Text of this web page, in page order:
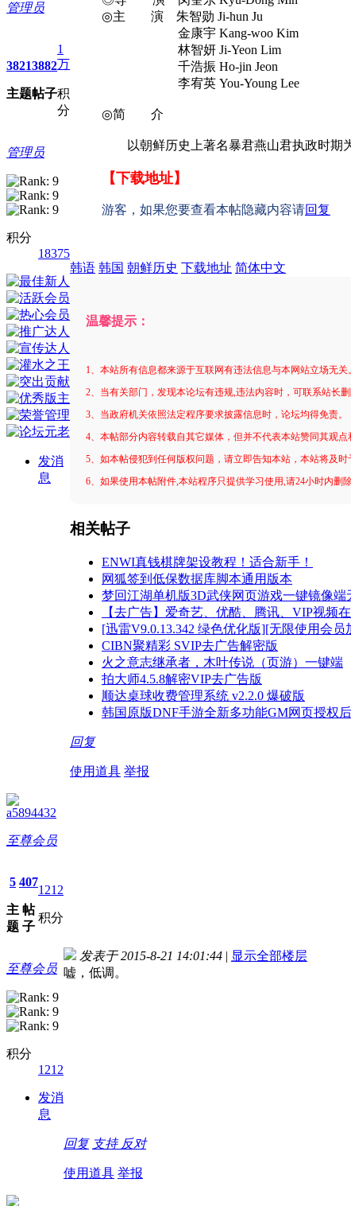
管理员
3821
主题
3882
帖子
1
万
积
分
管理员
积分
18375
发消
息
◎主 演 朱智勋 Ji-hun Ju
金康宇 Kang-woo Kim
林智妍 Ji-Yeon Lim
千浩振 Ho-jin Jeon
李宥英 You-Young Lee
◎简 介
以朝鲜历史上著名暴君燕山君执政时期
【下载地址】
游客，如果您要查看本帖隐藏内容请回复
韩语 韩国 朝鲜历史 下载地址 简体中文
温馨提示：
1、本站所有信息都来源于互联网有违法信息与本网站立场无关。
2、当有关部门，发现本论坛有违规,违法内容时，可联系站长
3、当政府机关依照法定程序要求披露信息时，论坛均得免责。
4、本帖部分内容转载自其它媒体，但并不代表本站赞同其观
5、如本帖侵犯到任何版权问题，请立即告知本站，本站将及
6、如果使用本帖附件,本站程序只提供学习使用,请24小时内删
相关帖子
ENWI真钱棋牌架设教程！适合新手！
网狐签到低保数据库脚本通用版本
梦回江湖单机版3D武侠网页游戏一键镜像端
【去广告】爱奇艺、优酷、腾讯、VIP视频
[迅雷V9.0.13.342 绿色优化版][无限使用会员
CIBN聚精彩 SVIP去广告解密版
火之意志继承者，木叶传说（页游）一键端
拍大师4.5.8解密VIP去广告版
顺达桌球收费管理系统 v2.2.0 爆破版
韩国原版DNF手游全新多功能GM网页授权
回复
使用道具 举报
a5894432
至尊会员
5
主
题
407
帖
子
1212
积分
至尊会员
积分
1212
发消
息
发表于 2015-8-21 14:01:44 | 显示全部楼层
嘘，低调。
回复 支持 反对
使用道具 举报